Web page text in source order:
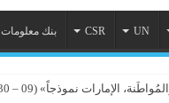
UN
CSR بنك معلومات
الإمارات نموذجاً» (09 – 30)
كاملًا لأول مرة